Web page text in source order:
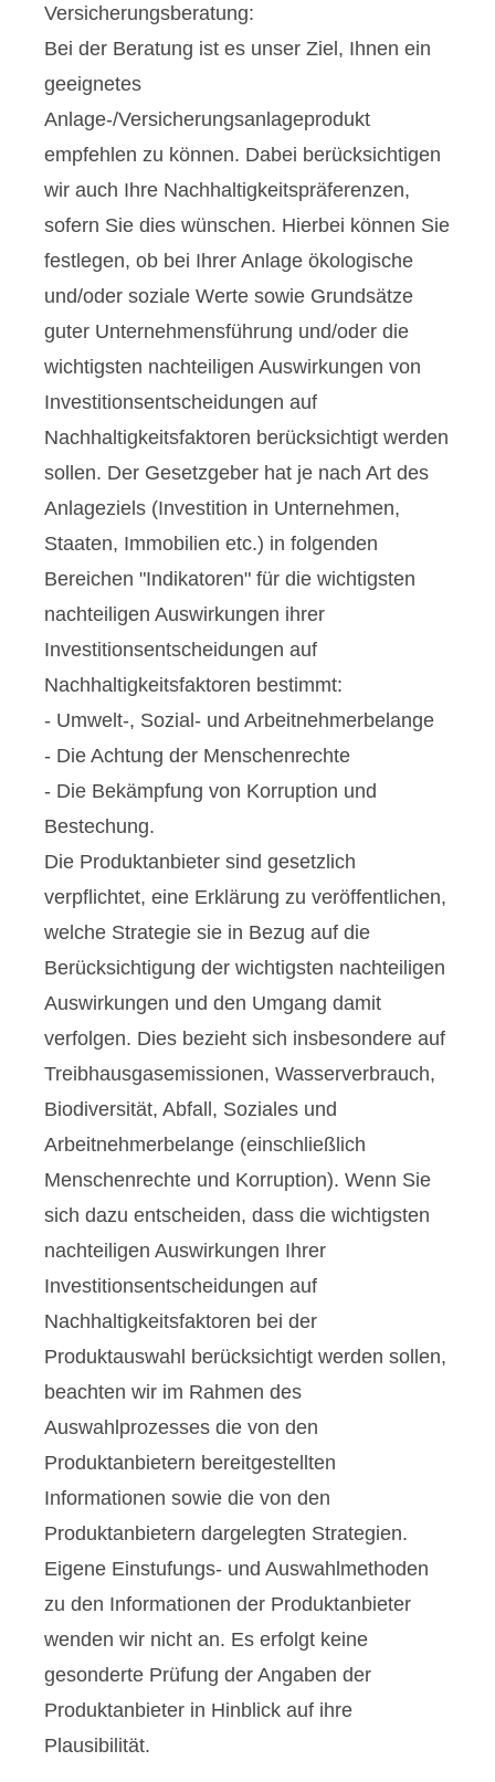
Versicherungsberatung:
Bei der Beratung ist es unser Ziel, Ihnen ein
geeignetes
Anlage-/Versicherungsanlageprodukt
empfehlen zu können. Dabei berücksichtigen
wir auch Ihre Nachhaltigkeitspräferenzen,
sofern Sie dies wünschen. Hierbei können Sie
festlegen, ob bei Ihrer Anlage ökologische
und/oder soziale Werte sowie Grundsätze
guter Unternehmensführung und/oder die
wichtigsten nachteiligen Auswirkungen von
Investitionsentscheidungen auf
Nachhaltigkeitsfaktoren berücksichtigt werden
sollen. Der Gesetzgeber hat je nach Art des
Anlageziels (Investition in Unternehmen,
Staaten, Immobilien etc.) in folgenden
Bereichen "Indikatoren" für die wichtigsten
nachteiligen Auswirkungen ihrer
Investitionsentscheidungen auf
Nachhaltigkeitsfaktoren bestimmt:
- Umwelt-, Sozial- und Arbeitnehmerbelange
- Die Achtung der Menschenrechte
- Die Bekämpfung von Korruption und
Bestechung.
Die Produktanbieter sind gesetzlich
verpflichtet, eine Erklärung zu veröffentlichen,
welche Strategie sie in Bezug auf die
Berücksichtigung der wichtigsten nachteiligen
Auswirkungen und den Umgang damit
verfolgen. Dies bezieht sich insbesondere auf
Treibhausgasemissionen, Wasserverbrauch,
Biodiversität, Abfall, Soziales und
Arbeitnehmerbelange (einschließlich
Menschenrechte und Korruption). Wenn Sie
sich dazu entscheiden, dass die wichtigsten
nachteiligen Auswirkungen Ihrer
Investitionsentscheidungen auf
Nachhaltigkeitsfaktoren bei der
Produktauswahl berücksichtigt werden sollen,
beachten wir im Rahmen des
Auswahlprozesses die von den
Produktanbietern bereitgestellten
Informationen sowie die von den
Produktanbietern dargelegten Strategien.
Eigene Einstufungs- und Auswahlmethoden
zu den Informationen der Produktanbieter
wenden wir nicht an. Es erfolgt keine
gesonderte Prüfung der Angaben der
Produktanbieter in Hinblick auf ihre
Plausibilität.